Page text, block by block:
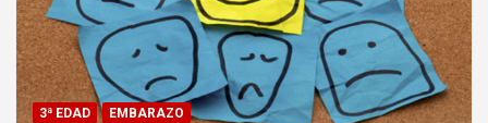
3ª EDAD EMBARAZO